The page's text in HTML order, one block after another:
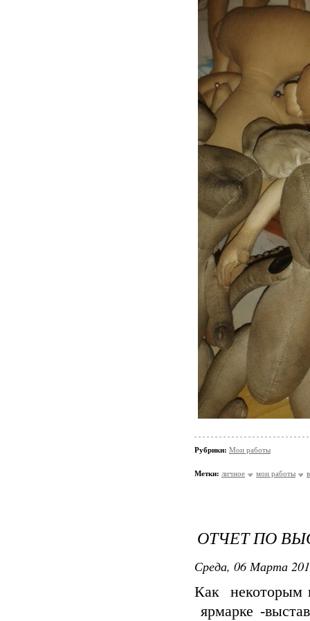
Рубрики: Мои работы
Метки: личное мои работы
ОТЧЕТ ПО
Среда, 06 Марта
Как некоторым
ярмарке -